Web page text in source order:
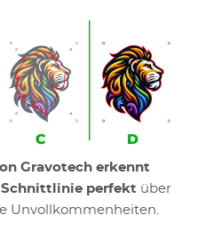
Gravotech erkennt
Schnittlinie perfekt über
Unvollkommenheiten.